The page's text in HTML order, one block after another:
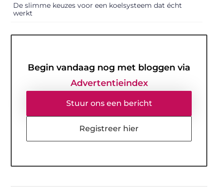
De slimme keuzes voor een koelsysteem dat écht
werkt
Begin vandaag nog met bloggen via
Advertentieindex
Stuur ons een bericht
Registreer hier